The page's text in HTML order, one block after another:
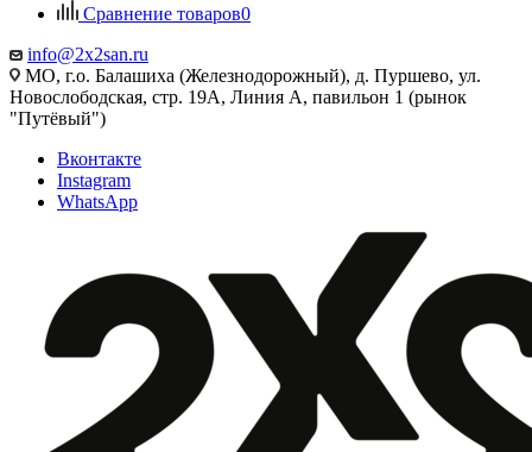
Сравнение товаров0
info@2x2san.ru
МО, г.о. Балашиха (Железнодорожный), д. Пуршево, ул.
Новослободская, стр. 19А, Линия А, павильон 1 (рынок
"Путёвый")
Вконтакте
Instagram
WhatsApp